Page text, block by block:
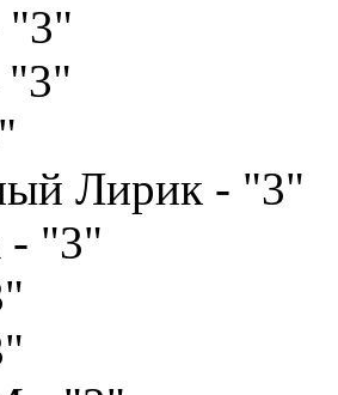
"3"
"3"
Лирик - "3"
- "3"